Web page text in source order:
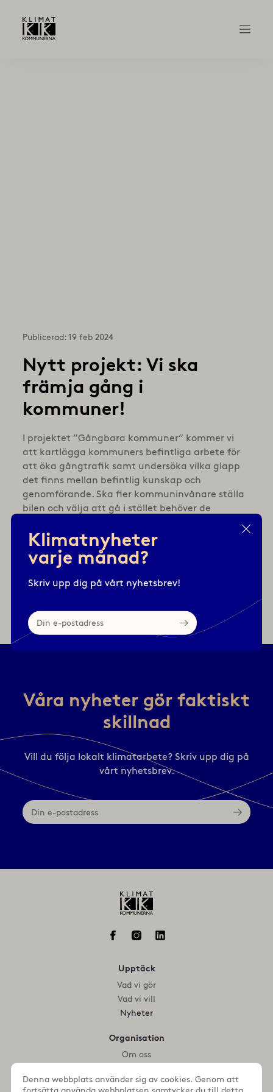
Publicerad: 19 feb 2024
Nytt projekt: Vi ska
främja gång i
kommuner!
I projektet ”Gångbara kommuner” kommer vi
att kartlägga kommuners befintliga arbete för
att öka gångtrafik samt undersöka vilka glapp
det finns mellan befintlig kunskap och
genomförande. Ska fler kommuninvånare ställa
bilen och välja att gå i stället behöver de
metoder för medborgardialog och ta fram
kommunikationsmaterial.
ni har bra exempel eller vill diskutera ämnet!
Våra nyheter gör faktiskt
skillnad
Vill du följa lokalt klimatarbete? Skriv upp dig på
vårt nyhetsbrev.
Din
e-
postadress
Klimatnyheter
varje månad?
Skriv upp dig på vårt nyhetsbrev!
Din
e-
postadress
Upptäck
Vad vi gör
Vad vi vill
Nyheter
Organisation
Om oss
Denna webbplats använder sig av cookies. Genom att